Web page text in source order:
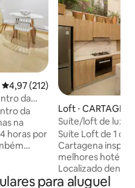
4,97 de uma avaliação média de
4,97 (212)
da
da
na
horas por
das
Loft ⋅
Suíte/loft de luxo
histórico
Suíte Loft de 1
Cartagena
melhores hotéis
Localizado dentro
cidade velha, a
para aluguel